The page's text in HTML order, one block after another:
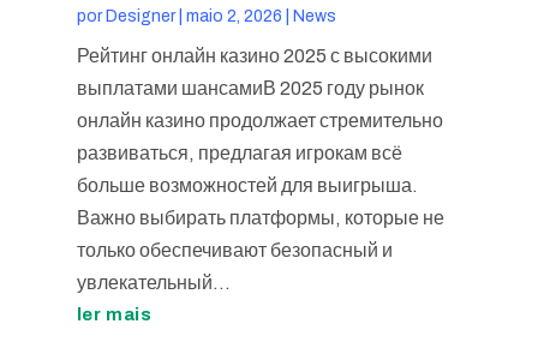
por Designer| maio 2, 2026 News
Рейтинг онлайн казино 2025 с высокими
выплатами шансамиВ 2025 году рынок
онлайн казино продолжает стремительно
развиваться, предлагая игрокам всё
больше возможностей для выигрыша.
Важно выбирать платформы, которые не
только обеспечивают безопасный и
увлекательный...
ler mais